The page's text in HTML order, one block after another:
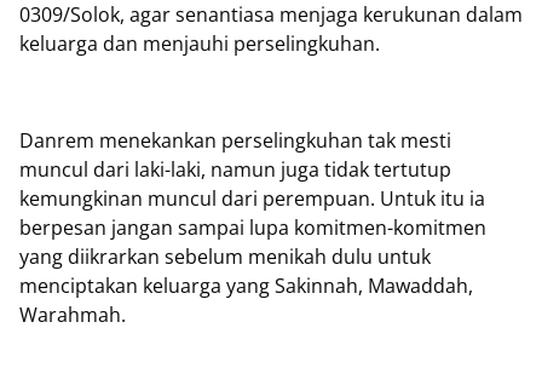
0309/Solok, agar senantiasa menjaga kerukunan dalam
keluarga dan menjauhi perselingkuhan.
Danrem menekankan perselingkuhan tak mesti
muncul dari laki-laki, namun juga tidak tertutup
kemungkinan muncul dari perempuan. Untuk itu ia
berpesan jangan sampai lupa komitmen-komitmen
yang diikrarkan sebelum menikah dulu untuk
menciptakan keluarga yang Sakinnah, Mawaddah,
Warahmah.